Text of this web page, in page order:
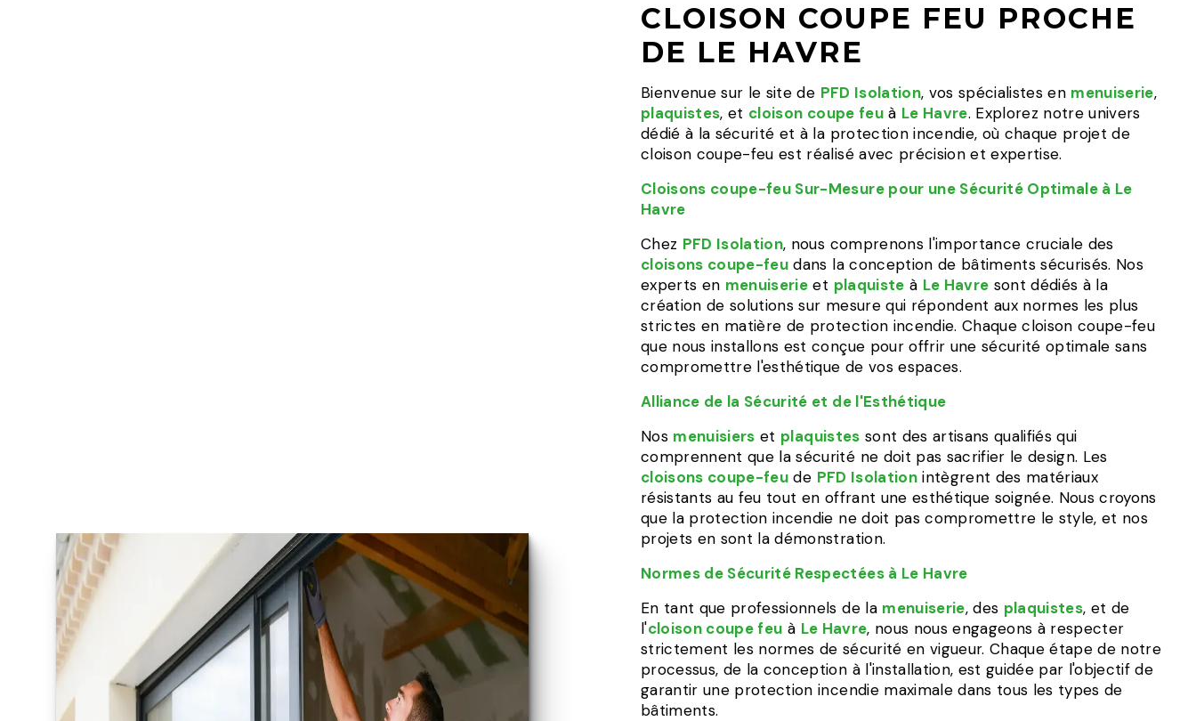
CLOISON COUPE FEU PROCHE
DE LE HAVRE
Bienvenue sur le site de PFD Isolation, vos spécialistes en menuiserie,
plaquistes, et cloison coupe feuà Le Havre. Explorez notre univers
dédié à la sécurité et à la protection incendie, où chaque projet de
cloison coupe-feu est réalisé avec précision et expertise.
Cloisons coupe-feu Sur-Mesure pour une Sécurité Optimale à Le
Havre
Chez PFD Isolation, nous comprenons l'importance cruciale des
cloisons coupe-feu dans la conception de bâtiments sécurisés. Nos
experts en menuiserie et plaquiste à Le Havre sont dédiés à la
création de solutions sur mesure qui répondent aux normes les plus
strictes en matière de protection incendie. Chaque cloison coupe-feu
que nous installons est conçue pour offrir une sécurité optimale sans
compromettre l'esthétique de vos espaces.
Alliance de la Sécurité et de l'Esthétique
Nos menuisiers et plaquistes sont des artisans qualifiés qui
comprennent que la sécurité ne doit pas sacrifier le design. Les
cloisons coupe-feu de PFD Isolationintègrent des matériaux
résistants au feu tout en offrant une esthétique soignée. Nous croyons
que la protection incendie ne doit pas compromettre le style, et nos
projets en sont la démonstration.
Normes de Sécurité Respectées à Le Havre
En tant que professionnels de la menuiserie, des plaquistes, et de
l'cloison coupe feu à Le Havre, nous nous engageons à respecter
strictement les normes de sécurité en vigueur. Chaque étape de notre
processus, de la conception à l'installation, est guidée par l'objectif de
garantir une protection incendie maximale dans tous les types de
bâtiments.